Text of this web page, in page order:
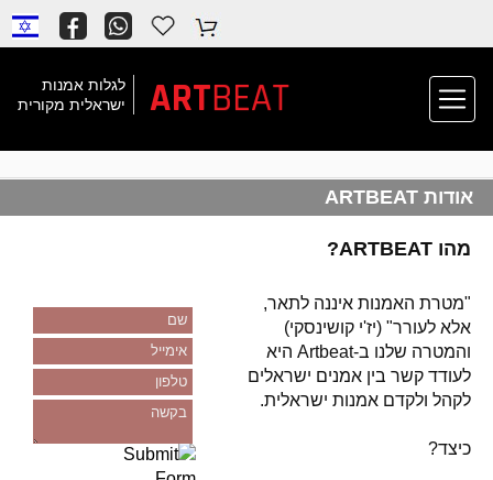
לגלות אמנות
ישראלית מקורית
ARTBEAT
אודות ARTBEAT
מהו ARTBEAT?
שם
אימייל
טלפון
בקשה
"מטרת האמנות איננה לתאר,
אלא לעורר" (יז'י קושינסקי)
והמטרה שלנו ב-Artbeat היא
לעודד קשר בין אמנים ישראלים
לקהל ולקדם אמנות ישראלית.
כיצד?